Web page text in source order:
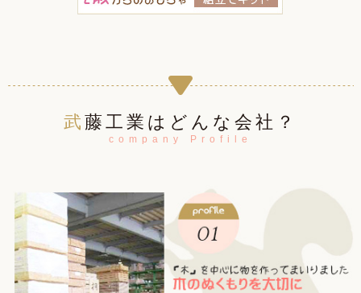
武藤工業はどんな会社？
company Profile